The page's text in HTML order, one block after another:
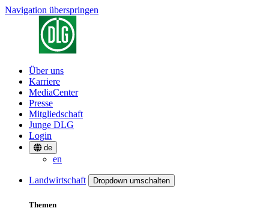
Navigation überspringen
Über uns
Karriere
MediaCenter
Presse
Mitgliedschaft
Junge DLG
Login
de
en
Landwirtschaft Dropdown umschalten
Themen